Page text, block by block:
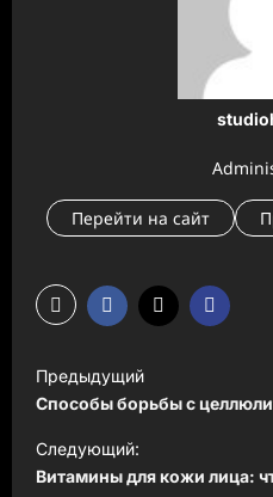
Перейти на сайт
а
в
и
Предыдущий
Способы борьбы с
Следующий:
Витамины для кожи лица: